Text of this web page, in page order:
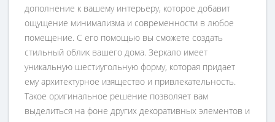
дополнение к вашему интерьеру, которое добавит
ощущение минимализма и современности в любое
помещение. С его помощью вы сможете создать
стильный облик вашего дома. Зеркало имеет
уникальную шестиугольную форму, которая придает
ему архитектурное изящество и привлекательность.
Такое оригинальное решение позволяет вам
выделиться на фоне других декоративных элементов и